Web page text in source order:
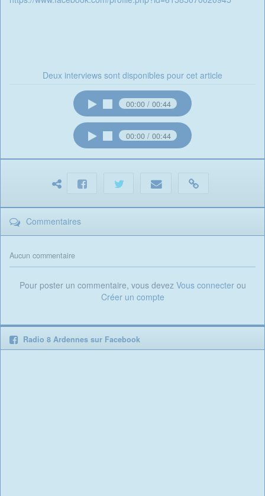
Deux interviews sont disponibles pour cet article
00:00 00:44
00:00 00:44
Commentaires
Aucun commentaire
Pour poster un commentaire, vous devez Vous connecterou
Créer un compte
Radio 8 Ardennes sur Facebook